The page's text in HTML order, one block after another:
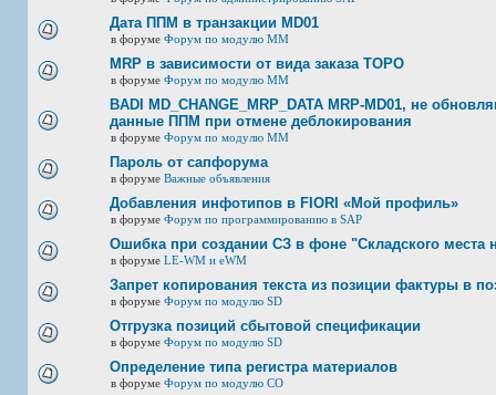
Дата ППМ в транзакции MD01
в форуме Форум по модулю ММ
MRP в зависимости от вида заказа ТОРО
в форуме Форум по модулю ММ
BADI MD_CHANGE_MRP_DATA MRP-MD01, не
данные ППМ при отмене деблокирования
в форуме Форум по модулю ММ
Пароль от сапфорума
в форуме Важные объявления
Добавления инфотипов в FIORI «Мой профиль»
в форуме Форум по программированию в SAP
Ошибка при создании СЗ в фоне "Складского места
в форуме LE-WM и eWM
Запрет копирования текста из позиции фактуры в
в форуме Форум по модулю SD
Отгрузка позиций сбытовой спецификации
в форуме Форум по модулю SD
Определение типа регистра материалов
в форуме Форум по модулю СО